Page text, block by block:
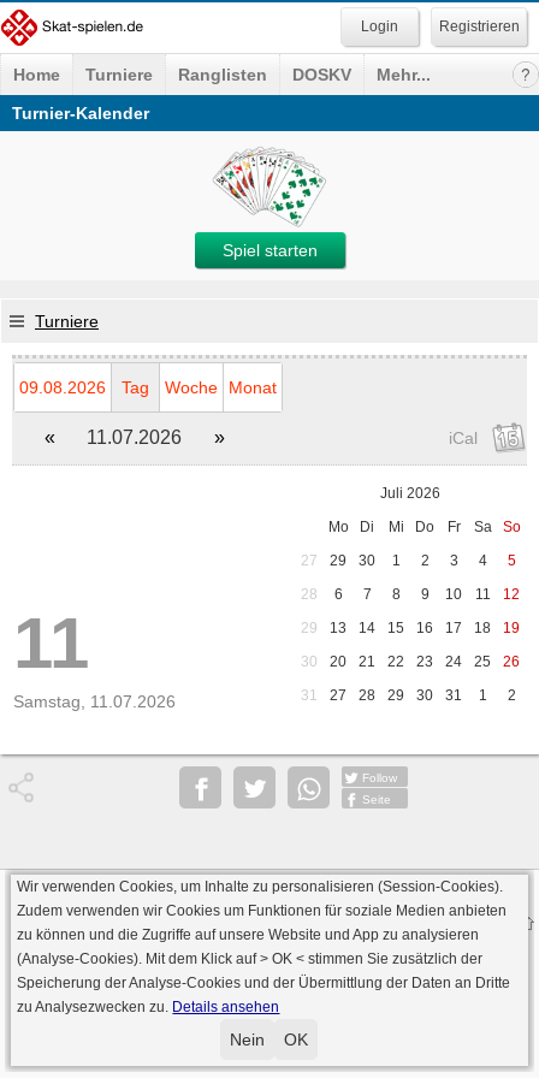
Registrieren
Home Turniere Ranglisten DOSKV
Mehr...
Turnier-Kalender
Spiel starten
Turniere
09.08.2026 Tag Woche Monat
« 11.07.2026 » iCal
11
Samstag, 11.07.2026
Juli 2026
Mo
Di Mi Do Fr Sa
So
27
29 30 1 2 3 4
5
28
6 7 8 9 10 11
12
29
13 14 15 16 17 18
19
30
20 21 22 23 24 25
26
31
27 28 29 30 31 1 2
Follow
Seite
· Serverversion: 2026 6.241 · registrierte Spieler: 501.083 ·
Online Skat Server: 142 (private Server:136)
Wir verwenden Cookies, um Inhalte zu personalisieren (Session-Cookies).
Zudem verwenden wir Cookies um Funktionen für soziale Medien anbieten
zu können und die Zugriffe auf unsere Website und App zu analysieren
(Analyse-Cookies). Mit dem Klick auf> OK < stimmen Sie zusätzlich der
Speicherung der Analyse-Cookies und der Übermittlung der Daten an Dritte
zu Analysezwecken zu. Details ansehen
Nein OK